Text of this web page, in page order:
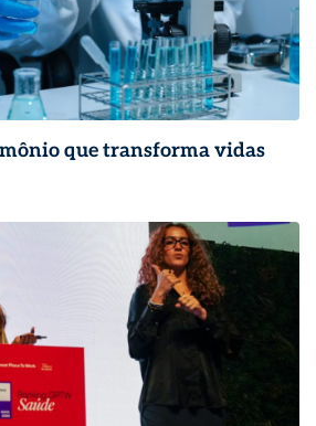
que transforma vidas